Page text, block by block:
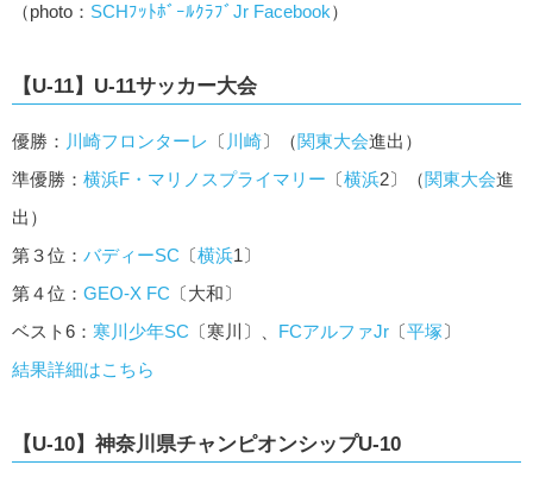
（photo： SCHﾌｯﾄﾎﾞｰﾙｸﾗﾌﾞJr Facebook）
【U-11】U-11サッカー大会
優勝： 川崎フロンターレ 〔 川崎〕（関東大会進出）
準優勝： 横浜F・マリノスプライマリー 〔横浜2〕（関東大会進
出）
第３位： バディーSC 〔横浜1〕
第４位： GEO-X FC 〔大和〕
ベスト6： 寒川少年SC 〔寒川〕、 FCアルファJr 〔平塚〕
結果詳細はこちら
【U-10】神奈川県チャンピオンシップU-10